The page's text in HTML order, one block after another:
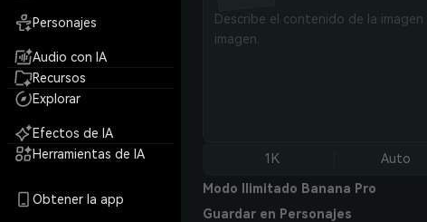
Personajes
Audio con IA
Recursos
Explorar
Efectos de IA
Herramientas de IA
Obtener la app
1K Auto
Modo Ilimitado Banana Pro
Guardar en Personajes